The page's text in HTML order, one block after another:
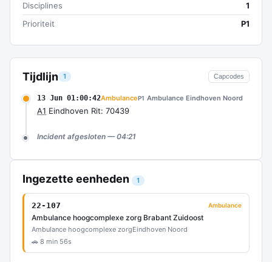
Tijdlijn 1 Capcodes
13 Jun 01:00:42AmbulanceP1 Ambulance Eindhoven Noord
A1 Eindhoven Rit: 70439
Incident afgesloten — 04:21
Ingezette eenheden 1
22-107 Ambulance
Ambulance hoogcomplexe zorg Brabant Zuidoost
Ambulance hoogcomplexe zorgEindhoven Noord
🚗 8 min 56s
Disciplines
1
Prioriteit
P1